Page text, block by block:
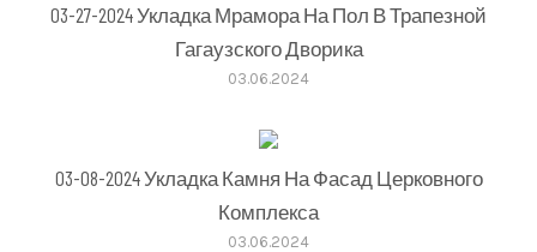
03-27-2024 Укладка Мрамора На Пол В Трапезной
Гагаузского Дворика
03.06.2024
03-08-2024 Укладка Камня На Фасад Церковного
Комплекса
03.06.2024